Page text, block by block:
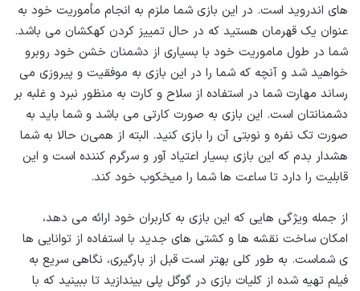
های اندروید است. در این بازی شما ملزم به انجام مأموریت خود به
عنوان یک قهرمان هستید که در حال تمییز کردن کهکشان می‌ باشد.
شما در طول ماموریت خود با بسیاری از دشمنان خشن خود روبرو
خواهید شد و آنچه که شما را در این بازی به موفقیت و پیروزی می‌
رساند مهارت شما در استفاده از سلاح و کارت به منظور نبرد و غلبه بر
دشمنانتان است. این بازی به صورت کارتی می‌ باشد و شما باید به
صورت تک نفره و نوبتی آن را بازی کنید. البته از همی‌ن حالا به شما
هشدار بدم که این بازی بسیار اعتیاد آور و سرگرم کننده است و این
قابلیت را دارد تا ساعت ها شما را میخکوب خود کند.
از جمله ویژگی هایی که این بازی به کاربران خود ارائه می‌ دهد،
امکان ساخت نقشه ها و کشتی های جدید با استفاده از توانایی ها
ی شماست. به طور کلی بهتر است قبل از بارگیری، نگاهی سریع به
فیلم تهیه شده از کلیات بازی در گوگل پلی بیندازید تا ببینید که با